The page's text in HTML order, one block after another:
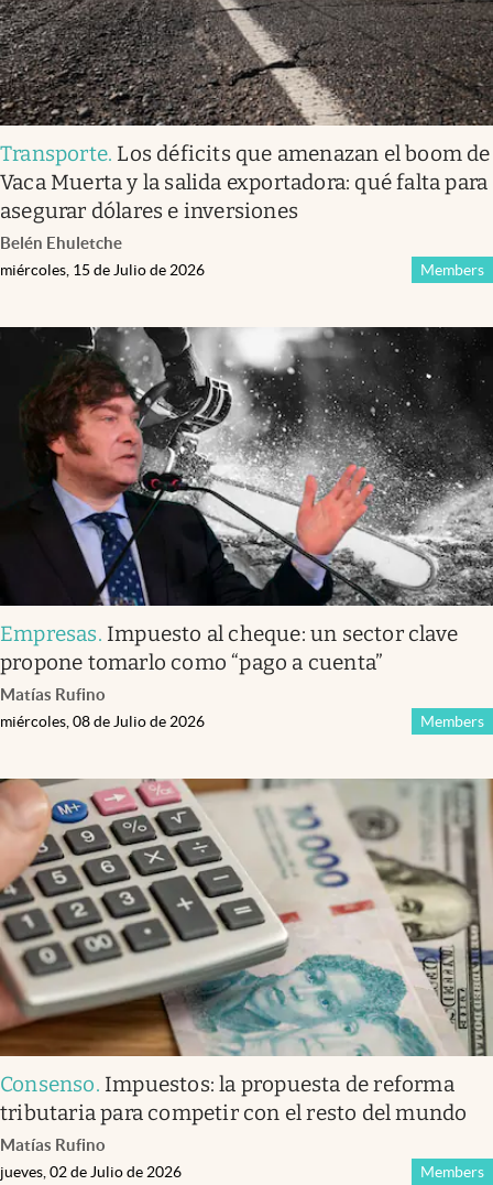
Transporte. Los déficits que amenazan el boom de
Vaca Muerta y la salida exportadora: qué falta para
asegurar dólares e inversiones
Belén Ehuletche
Members
miércoles, 15 de Julio de 2026
Empresas. Impuesto al cheque: un sector clave
propone tomarlo como “pago a cuenta”
Matías Rufino
Members
miércoles, 08 de Julio de 2026
Consenso. Impuestos: la propuesta de reforma
tributaria para competir con el resto del mundo
Matías Rufino
Members
jueves, 02 de Julio de 2026